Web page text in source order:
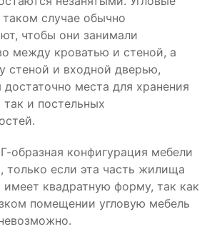
случае обычно
чтобы они занимали
между кроватью и стеной, а
стеной и входной дверью,
достаточно места для хранения
и постельных
образная конфигурация мебели
только если эта часть жилища
имеет квадратную форму, так как
помещении угловую мебель